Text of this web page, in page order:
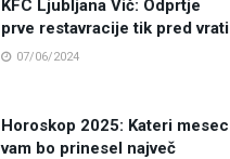
KFC Ljubljana Vič: Odprtje
prve restavracije tik pred vrati
07/06/2024
Horoskop 2025: Kateri mesec
vam bo prinesel največ